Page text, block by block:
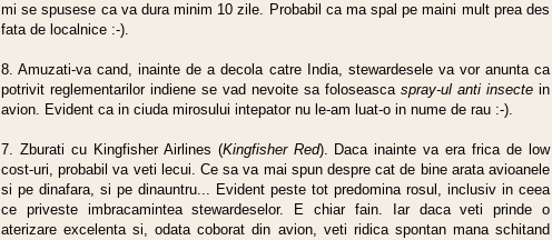
mi se spusese ca va dura minim 10 zile. Probabil ca ma spal pe maini mult prea des
fata de localnice :-).
8. Amuzati-va cand, inainte de a decola catre India, stewardesele va vor anunta ca
potrivit reglementarilor indiene se vad nevoite sa foloseasca spray-ul anti insecte in
avion. Evident ca in ciuda mirosului intepator nu le-am luat-o in nume de rau :-).
7. Zburati cu Kingfisher Airlines (Kingfisher Red). Daca inainte va era frica de low
cost-uri, probabil va veti lecui. Ce sa va mai spun despre cat de bine arata avioanele
si pe dinafara, si pe dinauntru... Evident peste tot predomina rosul, inclusiv in ceea
ce priveste imbracamintea stewardeselor. E chiar fain. Iar daca veti prinde o
aterizare excelenta si, odata coborat din avion, veti ridica spontan mana schitand